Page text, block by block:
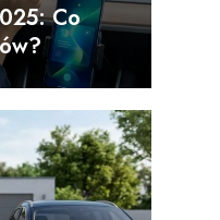
Co